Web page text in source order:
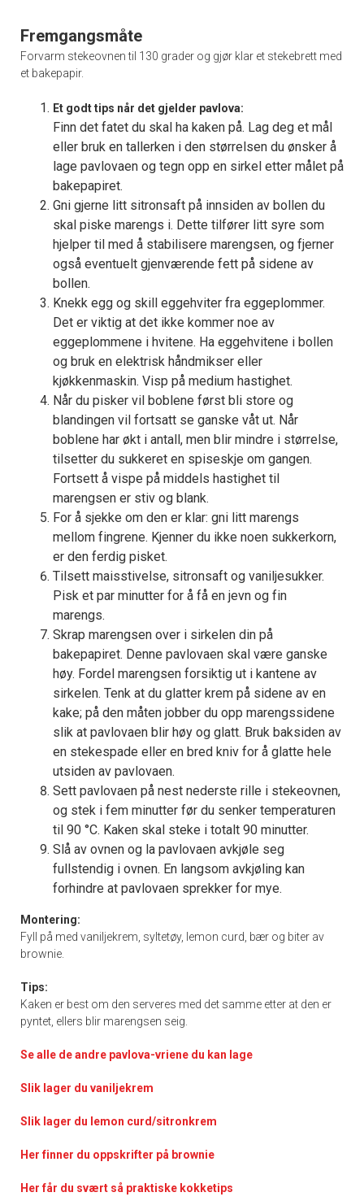
Fremgangsmåte
Forvarm stekeovnen til 130 grader og gjør klar et stekebrett med
et bakepapir.
Et godt tips når det gjelder pavlova:
Finn det fatet du skal ha kaken på. Lag deg et mål
eller bruk en tallerken i den størrelsen du ønsker å
lage pavlovaen og tegn opp en sirkel etter målet på
bakepapiret.
Gni gjerne litt sitronsaft på innsiden av bollen du
skal piske marengs i. Dette tilfører litt syre som
hjelper til med å stabilisere marengsen, og fjerner
også eventuelt gjenværende fett på sidene av
bollen.
Knekk egg og skill eggehviter fra eggeplommer.
Det er viktig at det ikke kommer noe av
eggeplommene i hvitene. Ha eggehvitene i bollen
og bruk en elektrisk håndmikser eller
kjøkkenmaskin. Visp på medium hastighet.
Når du pisker vil boblene først bli store og
blandingen vil fortsatt se ganske våt ut. Når
boblene har økt i antall, men blir mindre i størrelse,
tilsetter du sukkeret en spiseskje om gangen.
Fortsett å vispe på middels hastighet til
marengsen er stiv og blank.
For å sjekke om den er klar: gni litt marengs
mellom fingrene. Kjenner du ikke noen sukkerkorn,
er den ferdig pisket.
Tilsett maisstivelse, sitronsaft og vaniljesukker.
Pisk et par minutter for å få en jevn og fin
marengs.
Skrap marengsen over i sirkelen din på
bakepapiret. Denne pavlovaen skal være ganske
høy. Fordel marengsen forsiktig ut i kantene av
sirkelen. Tenk at du glatter krem på sidene av en
kake; på den måten jobber du opp marengssidene
slik at pavlovaen blir høy og glatt. Bruk baksiden av
en stekespade eller en bred kniv for å glatte hele
utsiden av pavlovaen.
Sett pavlovaen på nest nederste rille i stekeovnen,
og stek i fem minutter før du senker temperaturen
til 90 °C. Kaken skal steke i totalt 90 minutter.
Slå av ovnen og la pavlovaen avkjøle seg
fullstendig i ovnen. En langsom avkjøling kan
forhindre at pavlovaen sprekker for mye.
Montering:
Fyll på med vaniljekrem, syltetøy, lemon curd, bær og biter av
brownie.
Tips:
Kaken er best om den serveres med det samme etter at den er
pyntet, ellers blir marengsen seig.
Se alle de andre pavlova-vriene du kan lage
Slik lager du vaniljekrem
Slik lager du lemon curd/sitronkrem
Her finner du oppskrifter på brownie
Her får du svært så praktiske kokketips